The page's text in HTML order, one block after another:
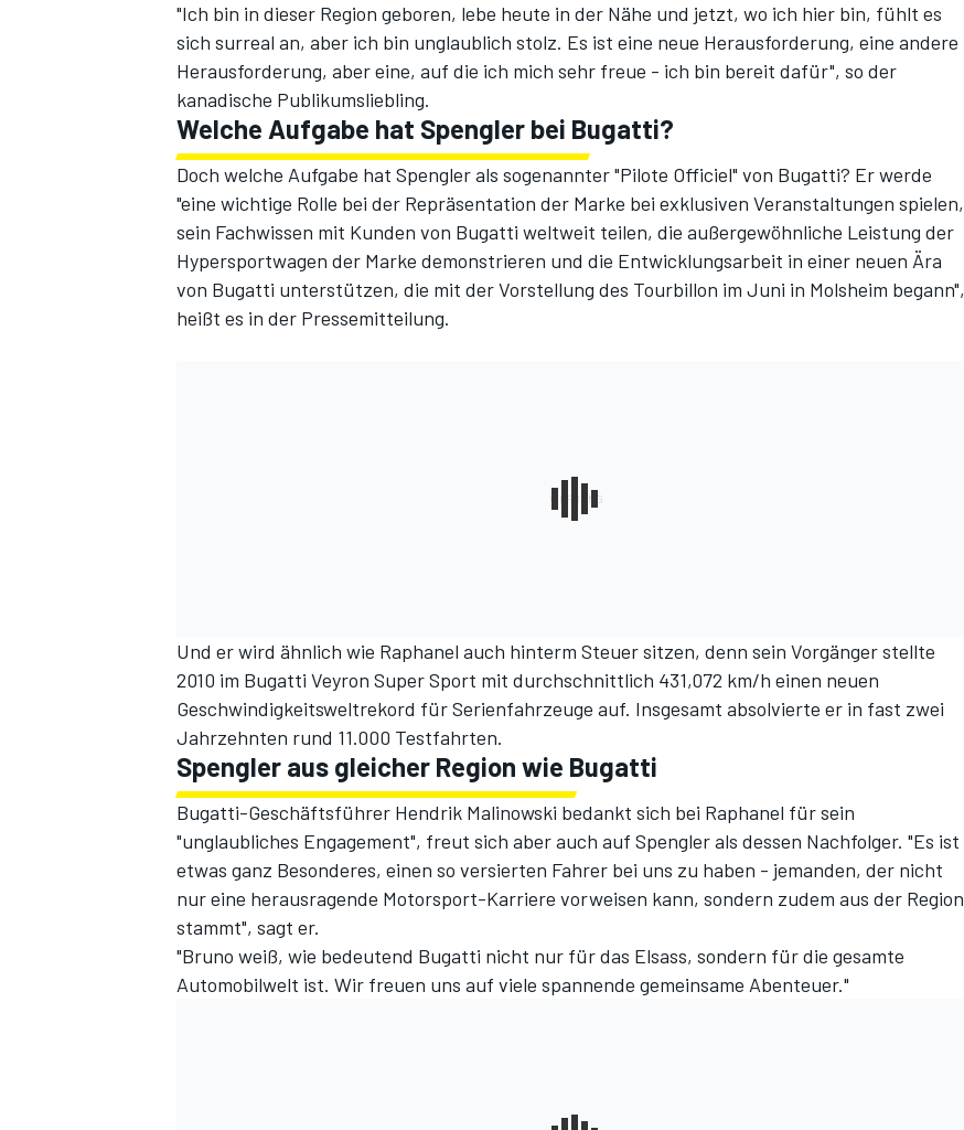
"Ich bin in dieser Region geboren, lebe heute in der Nähe und jetzt, wo ich hier bin, fühlt es
sich surreal an, aber ich bin unglaublich stolz. Es ist eine neue Herausforderung, eine andere
Herausforderung, aber eine, auf die ich mich sehr freue - ich bin bereit dafür", so der
kanadische Publikumsliebling.
Welche Aufgabe hat Spengler bei Bugatti?
Doch welche Aufgabe hat Spengler als sogenannter "Pilote Officiel" von Bugatti? Er werde
"eine wichtige Rolle bei der Repräsentation der Marke bei exklusiven Veranstaltungen spielen,
sein Fachwissen mit Kunden von Bugatti weltweit teilen, die außergewöhnliche Leistung der
Hypersportwagen der Marke demonstrieren und die Entwicklungsarbeit in einer neuen Ära
von Bugatti unterstützen, die mit der Vorstellung des Tourbillon im Juni in Molsheim begann",
heißt es in der Pressemitteilung.
Und er wird ähnlich wie Raphanel auch hinterm Steuer sitzen, denn sein Vorgänger stellte
2010 im Bugatti Veyron Super Sport mit durchschnittlich 431,072 km/h einen neuen
Geschwindigkeitsweltrekord für Serienfahrzeuge auf. Insgesamt absolvierte er in fast zwei
Jahrzehnten rund 11.000 Testfahrten.
Spengler aus gleicher Region wie Bugatti
Bugatti-Geschäftsführer Hendrik Malinowski bedankt sich bei Raphanel für sein
"unglaubliches Engagement", freut sich aber auch auf Spengler als dessen Nachfolger. "Es ist
etwas ganz Besonderes, einen so versierten Fahrer bei uns zu haben - jemanden, der nicht
nur eine herausragende Motorsport-Karriere vorweisen kann, sondern zudem aus der Region
stammt", sagt er.
"Bruno weiß, wie bedeutend Bugatti nicht nur für das Elsass, sondern für die gesamte
Automobilwelt ist. Wir freuen uns auf viele spannende gemeinsame Abenteuer."